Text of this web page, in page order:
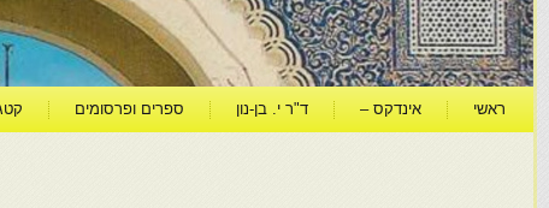
ראשי אינדקס – ד"ר י. בן-נון ספרים ופרסומים